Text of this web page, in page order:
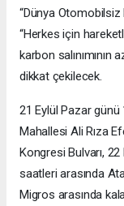
“Dünya Otomobilsiz
“Herkes için
karbon salınımının
dikkat çekilecek.
21 Eylül Pazar
Mahallesi Ali Rıza
Kongresi Bulvarı,
saatleri arasında
Migros arasında